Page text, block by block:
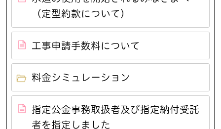
（定型約款について）
工事申請手数料について
料金シミュレーション
指定公金事務取扱者及び指定納付受託
者を指定しました